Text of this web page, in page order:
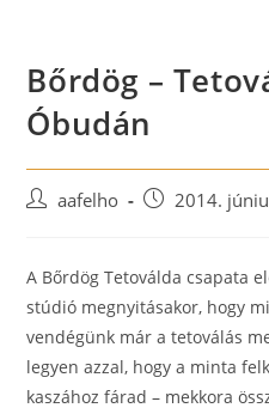
Bőrdög –
Óbudán
Postaafelho
Post2014.
A Bőrdög Tetoválda csapata
stúdió megnyitásakor, hogy
vendégünk már a tetoválás
legyen azzal, hogy a minta
kaszához fárad – mekkora